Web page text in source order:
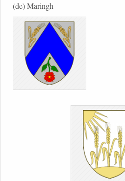
(de) Maringh